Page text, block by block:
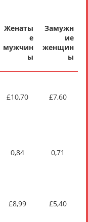
Женаты
е
мужчин
ы
Замужн
ие
женщин
ы
£10,70 £7,60
0,84 0,71
£8,99 £5,40